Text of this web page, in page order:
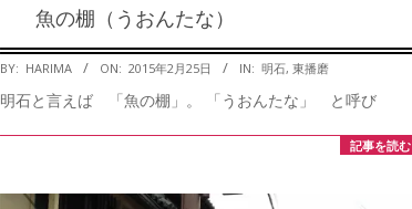
魚の棚（うおんたな）
2015-
02-
BY: HARIMA ON: 2015年2月25日 IN: 明石, 東播磨
明石と言えば 「魚の棚」。 「うおんたな」 と呼び
記事を読む